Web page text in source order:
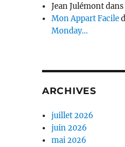
Jean Julémont
Mon Appart Facile
Monday…
ARCHIVES
juillet 2026
juin 2026
mai 2026